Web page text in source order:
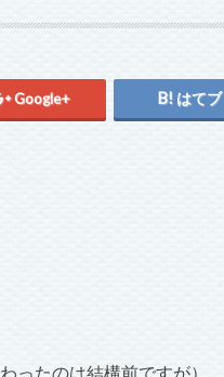
Google+ はてブ
ったのは結構前ですが）